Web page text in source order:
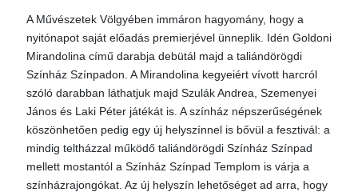
A Művészetek Völgyében immáron hagyomány, hogy a
nyitónapot saját előadás premierjével ünneplik. Idén Goldoni
Mirandolina című darabja debütál majd a taliándörögdi
Színház Színpadon. A Mirandolina kegyeiért vívott harcról
szóló darabban láthatjuk majd Szulák Andrea, Szemenyei
János és Laki Péter játékát is. A színház népszerűségének
köszönhetően pedig egy új helyszínnel is bővül a fesztivál: a
mindig teltházzal működő taliándörögdi Színház Színpad
mellett mostantól a Színház Színpad Templom is várja a
színházrajongókat. Az új helyszín lehetőséget ad arra, hogy